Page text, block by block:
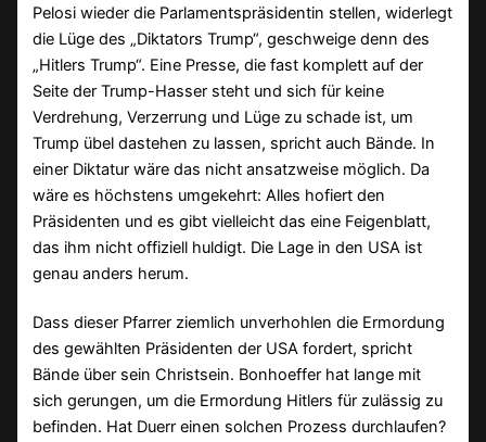
Pelosi wieder die Parlamentspräsidentin stellen, widerlegt
die Lüge des „Diktators Trump“, geschweige denn des
„Hitlers Trump“. Eine Presse, die fast komplett auf der
Seite der Trump-Hasser steht und sich für keine
Verdrehung, Verzerrung und Lüge zu schade ist, um
Trump übel dastehen zu lassen, spricht auch Bände. In
einer Diktatur wäre das nicht ansatzweise möglich. Da
wäre es höchstens umgekehrt: Alles hofiert den
Präsidenten und es gibt vielleicht das eine Feigenblatt,
das ihm nicht offiziell huldigt. Die Lage in den USA ist
genau anders herum.
Dass dieser Pfarrer ziemlich unverhohlen die Ermordung
des gewählten Präsidenten der USA fordert, spricht
Bände über sein Christsein. Bonhoeffer hat lange mit
sich gerungen, um die Ermordung Hitlers für zulässig zu
befinden. Hat Duerr einen solchen Prozess durchlaufen?